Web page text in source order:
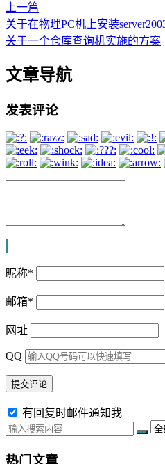
上一篇
关于在物理PC机上安装
关于一个仓库查询机实施的方案
文章导航
发表评论
昵称*
邮箱*
网址
QQ
有回复时邮件通知我
热门文章